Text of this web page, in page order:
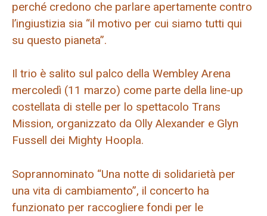
perché credono che parlare apertamente contro
l’ingiustizia sia “il motivo per cui siamo tutti qui
su questo pianeta”.
Il trio è salito sul palco della Wembley Arena
mercoledì (11 marzo) come parte della line-up
costellata di stelle per lo spettacolo Trans
Mission, organizzato da Olly Alexander e Glyn
Fussell dei Mighty Hoopla.
Soprannominato “Una notte di solidarietà per
una vita di cambiamento”, il concerto ha
funzionato per raccogliere fondi per le